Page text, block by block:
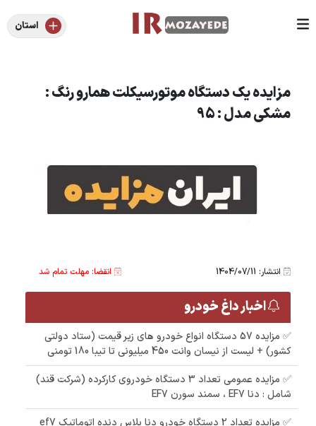
استان
مزایده یک دستگاه موتورسیکلت همارو رنگ :
مشکی مدل : 95
انتشار: 1404/07/11 انقضا: مهلت تمام شد
اخبار داغ خودرو
✅ مزایده 57 دستگاه انواع خودرو های زیر قیمت (ستاد دولتی
کشور) + لیست از نیسان وانت 450 میلیونی تا تیبا 180 تومنی
✅ مزایده عمومی تعداد 3 دستگاه خودروی کارکرده (شرکت قند)
شامل : دنا EF7 ، سمند سورن EF7
✅ مزایده تعداد 2 دستگاه خودرو دنا پلاس دنده اتوماتیک ef7